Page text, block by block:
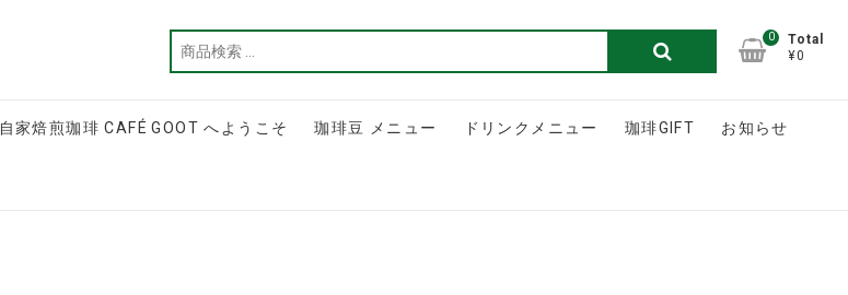
象:
0
Total
¥0
自家焙煎珈琲 CAFÉ GOOT へようこそ 珈琲豆 メニュー ドリンクメニュー 珈琲GIFT お知らせ